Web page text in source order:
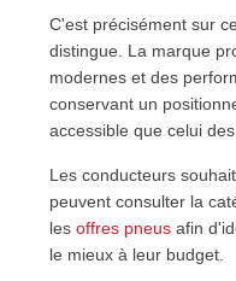
C'est précisément sur
distingue. La marque
modernes et des
conservant un
accessible que celui
Les conducteurs
peuvent consulter la
les offres pneusafin
le mieux à leur budget.